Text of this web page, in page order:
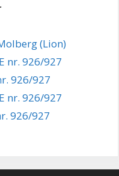
(Lion)
nr. 926/927
926/927
nr. 926/927
926/927